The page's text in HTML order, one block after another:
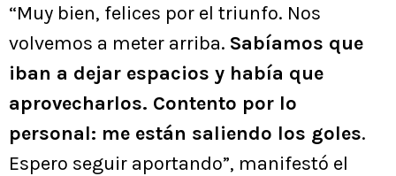
“Muy bien, felices por el triunfo. Nos
volvemos a meter arriba. Sabíamos que
iban a dejar espacios y había que
aprovecharlos. Contento por lo
personal: me están saliendo los goles.
Espero seguir aportando”, manifestó el